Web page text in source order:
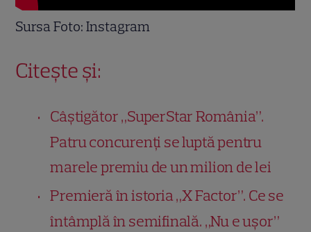
Sursa Foto: Instagram
Citește și:
Câștigător „SuperStar România”.
Patru concurenți se luptă pentru
marele premiu de un milion de lei
Premieră în istoria „X Factor”. Ce se
întâmplă în semifinală. „Nu e ușor”